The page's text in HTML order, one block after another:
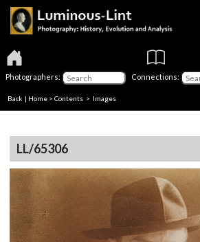
Photographers: Connections:
Back | Home > Contents > Images
LL/65306